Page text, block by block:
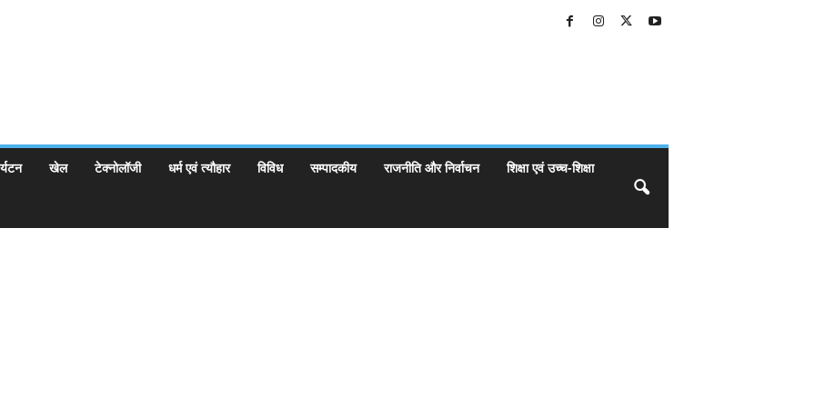
खेल टेक्नोलॉजी धर्म एवं त्यौहार विविध सम्पादकीय राजनीति और निर्वाचन शिक्षा एवं उच्च-शिक्षा